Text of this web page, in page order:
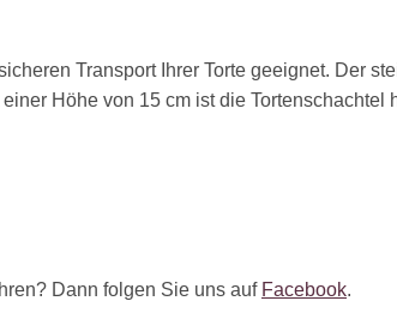
Transport Ihrer Torte geeignet. Der
Höhe von 15 cm ist die
Dann folgen Sie uns auf Facebook.